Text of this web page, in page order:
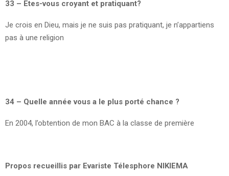
33 – Etes-vous croyant et pratiquant?
Je crois en Dieu, mais je ne suis pas pratiquant, je n’appartiens
pas à une religion
34 – Quelle année vous a le plus porté chance ?
En 2004, l’obtention de mon BAC à la classe de première
Propos recueillis par Evariste Télesphore NIKIEMA